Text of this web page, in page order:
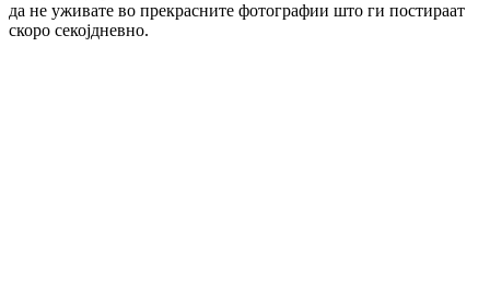
да не уживате во прекрасните фотографии што ги постираат
скоро секојдневно.